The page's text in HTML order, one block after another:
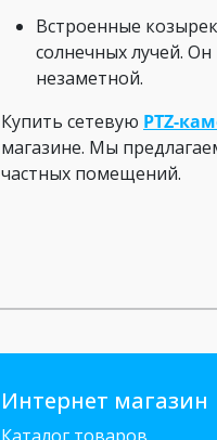
Встроенные
солнечных лучей.
незаметной.
Купить сетевую PTZ-
магазине. Мы
частных помещений.
Интернет магазин
Каталог товаров